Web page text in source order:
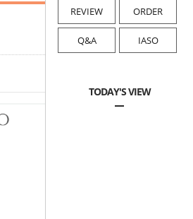
REVIEW ORDER
Q&A IASO
TODAY'S VIEW